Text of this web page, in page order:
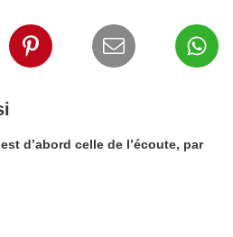
d’abord celle de l’écoute, par